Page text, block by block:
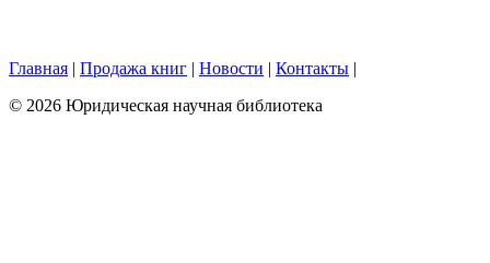
Главная | Продажа книг | Новости | Контакты |
© 2026 Юридическая научная библиотека